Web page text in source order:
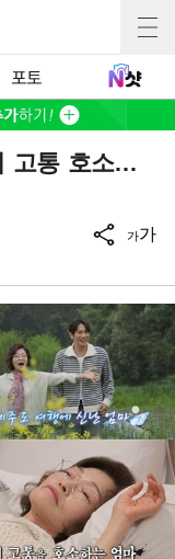
포토
고통 호소…
가가